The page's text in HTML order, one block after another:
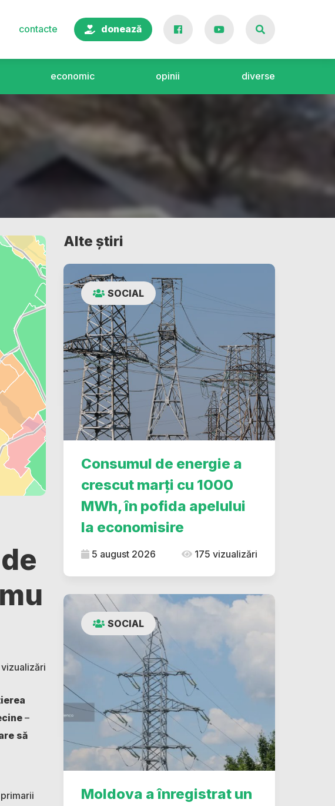
contacte donează
economic opinii diverse
–
să
Alte știri
SOCIAL
Consumul de energie a
crescut marți cu 1000
MWh, în pofida apelului
la economisire
5 august 2026 175 vizualizări
SOCIAL
Moldova a înregistrat un